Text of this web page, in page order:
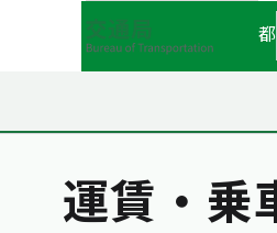
運賃・乗